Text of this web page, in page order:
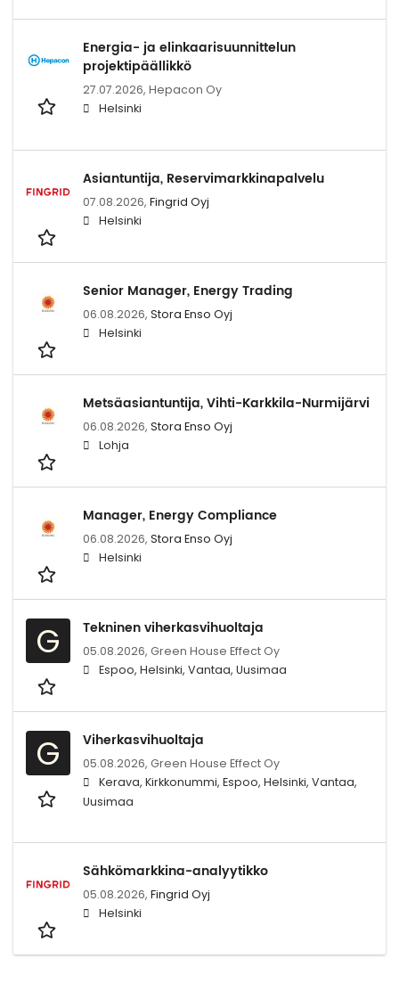
Energia- ja elinkaarisuunnittelun
projektipäällikkö
27.07.2026, Hepacon Oy
Helsinki
Asiantuntija, Reservimarkkinapalvelu
07.08.2026, Fingrid Oyj
Helsinki
Senior Manager, Energy Trading
06.08.2026, Stora Enso Oyj
Helsinki
Metsäasiantuntija, Vihti-Karkkila-Nurmijärvi
06.08.2026, Stora Enso Oyj
Lohja
Manager, Energy Compliance
06.08.2026, Stora Enso Oyj
Helsinki
G Tekninen viherkasvihuoltaja
05.08.2026, Green House Effect Oy
Espoo, Helsinki, Vantaa, Uusimaa
G Viherkasvihuoltaja
05.08.2026, Green House Effect Oy
Kerava, Kirkkonummi, Espoo, Helsinki, Vantaa,
Uusimaa
Sähkömarkkina-analyytikko
05.08.2026, Fingrid Oyj
Helsinki